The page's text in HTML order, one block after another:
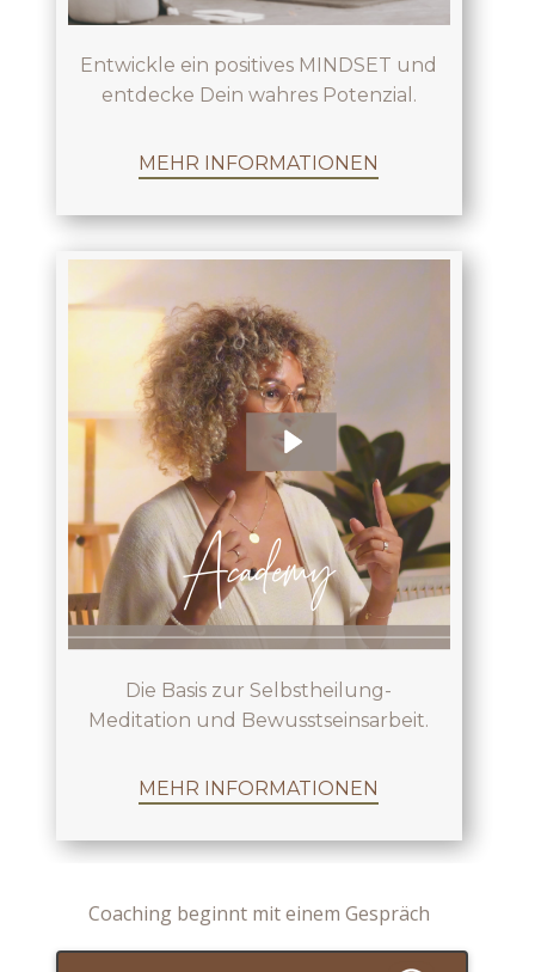
Entwickle ein positives MINDSET und
entdecke Dein wahres Potenzial.
MEHR INFORMATIONEN
Academy
Die Basis zur Selbstheilung-
Meditation und Bewusstseinsarbeit.
MEHR INFORMATIONEN
​Coaching beginnt m​it einem Gespräch